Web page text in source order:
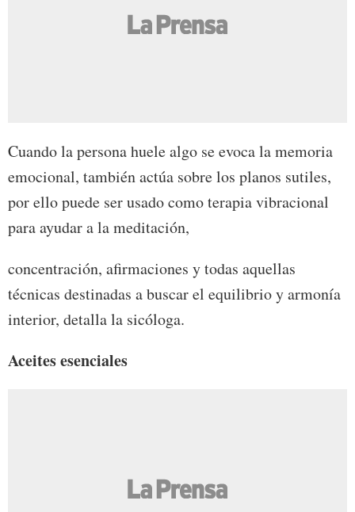
Cuando la persona huele algo se evoca la memoria
emocional, también actúa sobre los planos sutiles,
por ello puede ser usado como terapia vibracional
para ayudar a la meditación,
concentración, afirmaciones y todas aquellas
técnicas destinadas a buscar el equilibrio y armonía
interior, detalla la sicóloga.
Aceites esenciales